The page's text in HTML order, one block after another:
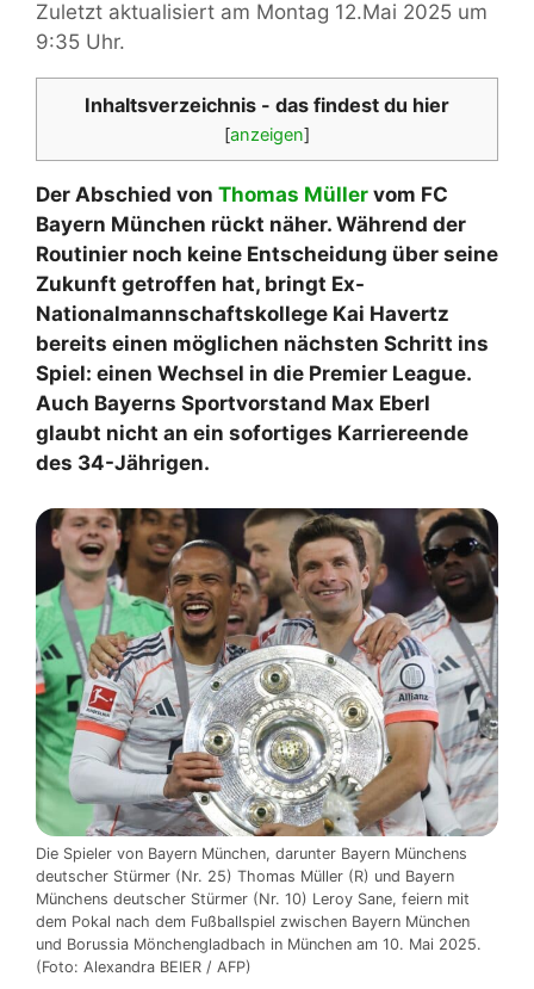
Zuletzt aktualisiert am Montag 12.Mai 2025 um
9:35 Uhr.
Inhaltsverzeichnis - das findest du hier
[anzeigen]
Der Abschied von Thomas Müller vom FC
Bayern München rückt näher. Während der
Routinier noch keine Entscheidung über seine
Zukunft getroffen hat, bringt Ex-
Nationalmannschaftskollege Kai Havertz
bereits einen möglichen nächsten Schritt ins
Spiel: einen Wechsel in die Premier League.
Auch Bayerns Sportvorstand Max Eberl
glaubt nicht an ein sofortiges Karriereende
des 34-Jährigen.
Die Spieler von Bayern München, darunter Bayern Münchens
deutscher Stürmer (Nr. 25) Thomas Müller (R) und Bayern
Münchens deutscher Stürmer (Nr. 10) Leroy Sane, feiern mit
dem Pokal nach dem Fußballspiel zwischen Bayern München
und Borussia Mönchengladbach in München am 10. Mai 2025.
(Foto: Alexandra BEIER / AFP)